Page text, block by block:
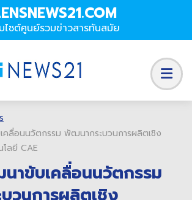
ไซต์ศูนย์รวมข่าวสารทันสมัย
คลื่อนนวัตกรรม พัฒนากระบวนการผลิตเชิง
ลยี CAE
าขับเคลื่อนนวัตกรรม
วนการผลิตเชิง